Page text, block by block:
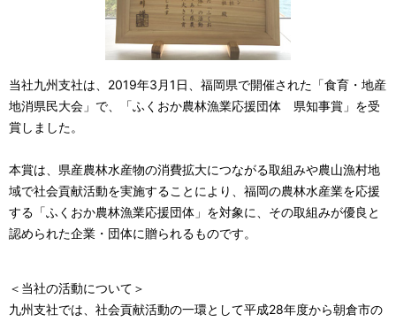
当社九州支社は、2019年3月1日、福岡県で開催された「食育・地産
地消県民大会」で、「ふくおか農林漁業応援団体 県知事賞」を受
賞しました。
本賞は、県産農林水産物の消費拡大につながる取組みや農山漁村地
域で社会貢献活動を実施することにより、福岡の農林水産業を応援
する「ふくおか農林漁業応援団体」を対象に、その取組みが優良と
認められた企業・団体に贈られるものです。
＜当社の活動について＞
九州支社では、社会貢献活動の一環として平成28年度から朝倉市の